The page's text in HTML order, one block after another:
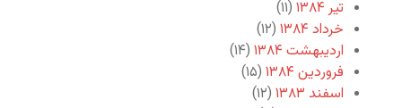
تیر ۱۳۸۴
(۱۱)
خرداد ۱۳۸۴
(۱۲)
اردیبهشت ۱۳۸۴
(۱۴)
فروردین ۱۳۸۴
(۱۵)
اسفند ۱۳۸۳
(۱۲)